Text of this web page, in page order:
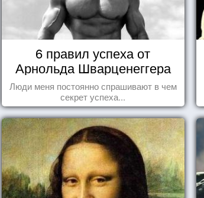
6 правил успеха от
Арнольда Шварценеггера
Люди меня постоянно спрашивают в чем
секрет успеха...